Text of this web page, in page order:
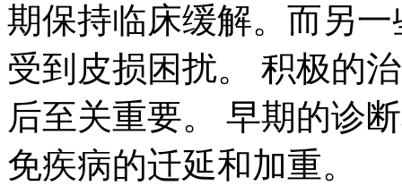
期保持临床缓解。而另
受到皮损困扰。 积极的
后至关重要。 早期的诊
免疾病的迁延和加重。